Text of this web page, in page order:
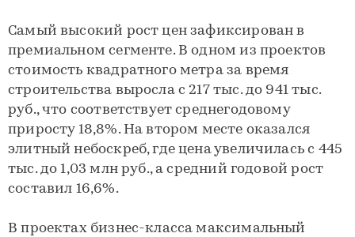
Самый высокий рост цен зафиксирован в
премиальном сегменте. В одном из проектов
стоимость квадратного метра за время
строительства выросла с 217 тыс. до 941 тыс.
руб., что соответствует среднегодовому
приросту 18,8%. На втором месте оказался
элитный небоскреб, где цена увеличилась с 445
тыс. до 1,03 млн руб., а средний годовой рост
составил 16,6%.
В проектах бизнес-класса максимальный